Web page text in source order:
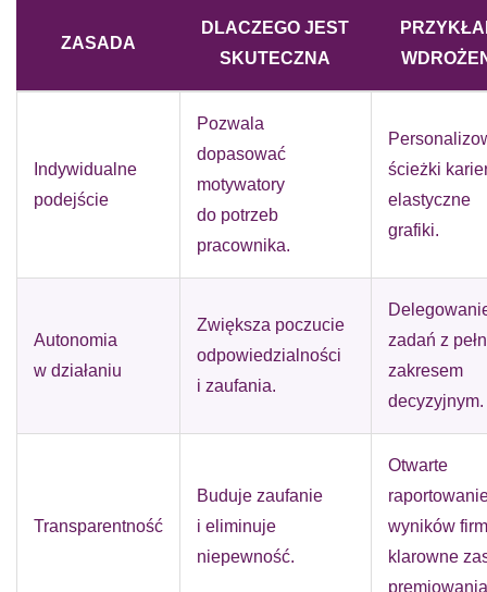
ZASADA
DLACZEGO JEST
SKUTECZNA
Indywidualne
podejście
Pozwala
dopasować
motywatory
do potrzeb
pracownika.
ścieżki
elastyczne
grafiki.
Autonomia
w działaniu
Zwiększa poczucie
odpowiedzialności
i zaufania.
zadań z
zakresem
decyzyjnym.
Transparentność
Buduje zaufanie
i eliminuje
niepewność.
Otwarte
wyników
klarowne